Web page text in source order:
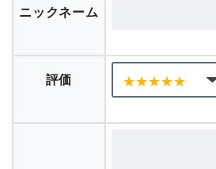
ニックネーム
評価